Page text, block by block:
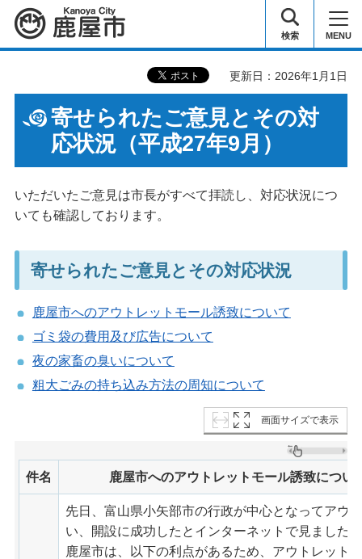
鹿屋市 検索 MENU
更新日：2026年1月1日
寄せられたご意見とその対
応状況（平成27年9月）
いただいたご意見は市長がすべて拝読し、対応状況につ
いても確認しております。
寄せられたご意見とその対応状況
鹿屋市へのアウトレットモール誘致について
ゴミ袋の費用及び広告について
夜の家畜の臭いについて
粗大ごみの持ち込み方法の周知について
画面サイズで表示
件名 鹿屋市へのアウトレットモール誘致につい
先日、富山県小矢部市の行政が中心となってアウ
い、開設に成功したとインターネットで見ました。
鹿屋市は、以下の利点があるため、アウトレット